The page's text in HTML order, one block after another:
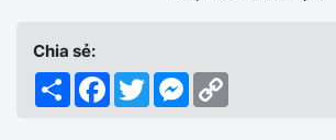
Chia sẻ:
ShareFacebook
TwitterMessenger